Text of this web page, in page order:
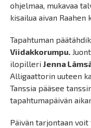
ohjelmaa, mukavaa
kisailua aivan Raahen
Tapahtuman
Viidakkorumpu.
ilopilleri Jenna
Alligaattorin uuteen
Tanssia pääsee
tapahtumapäivän
Päivän tarjontaan